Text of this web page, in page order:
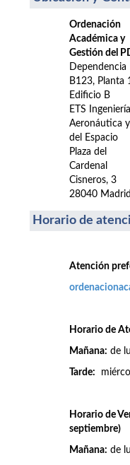
Ordenación
Académica y
Gestión del
Dependencia
B123, Planta
Edificio B
ETS Ingeniería
Aeronáutica y
del Espacio
Plaza del
Cardenal
Cisneros, 3
28040 Madrid
Horario de
Atención
Horario de
Mañana: de
Tarde:
Horario de
septiembre)
Mañana: de